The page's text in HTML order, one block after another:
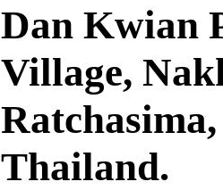
Dan Kwian
Village,
Ratchasima,
Thailand.